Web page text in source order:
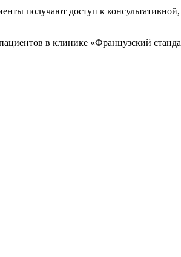
получают доступ к
в клинике «Французский